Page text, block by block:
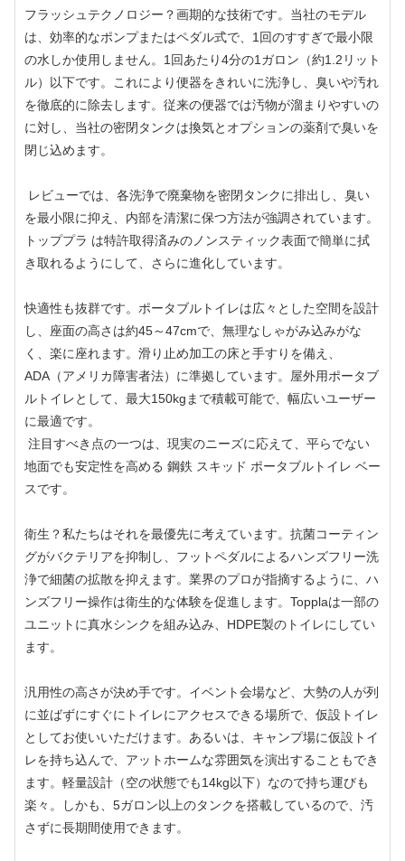
フラッシュテクノロジー？画期的な技術です。当社のモデル
は、効率的なポンプまたはペダル式で、1回のすすぎで最小限
の水しか使用しません。1回あたり4分の1ガロン（約1.2リット
ル）以下です。これにより便器をきれいに洗浄し、臭いや汚れ
を徹底的に除去します。従来の便器では汚物が溜まりやすいの
に対し、当社の密閉タンクは換気とオプションの薬剤で臭いを
閉じ込めます。
レビューでは、各洗浄で廃棄物を密閉タンクに排出し、臭い
を最小限に抑え、内部を清潔に保つ方法が強調されています。
トッププラ は特許取得済みのノンスティック表面で簡単に拭
き取れるようにして、さらに進化しています。
快適性も抜群です。ポータブルトイレは広々とした空間を設計
し、座面の高さは約45～47cmで、無理なしゃがみ込みがな
く、楽に座れます。滑り止め加工の床と手すりを備え、
ADA（アメリカ障害者法）に準拠しています。屋外用ポータブ
ルトイレとして、最大150kgまで積載可能で、幅広いユーザー
に最適です。
注目すべき点の一つは、現実のニーズに応えて、平らでない
地面でも安定性を高める 鋼鉄 スキッド ポータブルトイレ ベー
スです。
衛生？私たちはそれを最優先に考えています。抗菌コーティン
グがバクテリアを抑制し、フットペダルによるハンズフリー洗
浄で細菌の拡散を抑えます。業界のプロが指摘するように、ハ
ンズフリー操作は衛生的な体験を促進します。Topplaは一部の
ユニットに真水シンクを組み込み、HDPE製のトイレにしてい
ます。
汎用性の高さが決め手です。イベント会場など、大勢の人が列
に並ばずにすぐにトイレにアクセスできる場所で、仮設トイレ
としてお使いいただけます。あるいは、キャンプ場に仮設トイ
レを持ち込んで、アットホームな雰囲気を演出することもでき
ます。軽量設計（空の状態でも14kg以下）なので持ち運びも
楽々。しかも、5ガロン以上のタンクを搭載しているので、汚
さずに長期間使用できます。